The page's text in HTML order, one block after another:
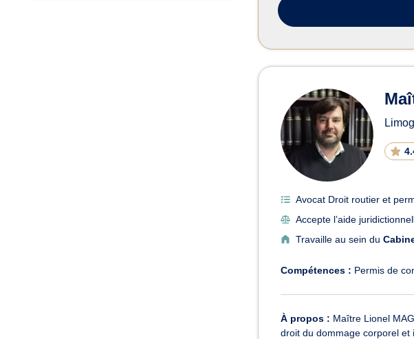
Avocat Droit routier et
Accepte l’aide
Travaille au sein du
Compétences : Permis de
À propos : Maître Lionel
droit du dommage corporel